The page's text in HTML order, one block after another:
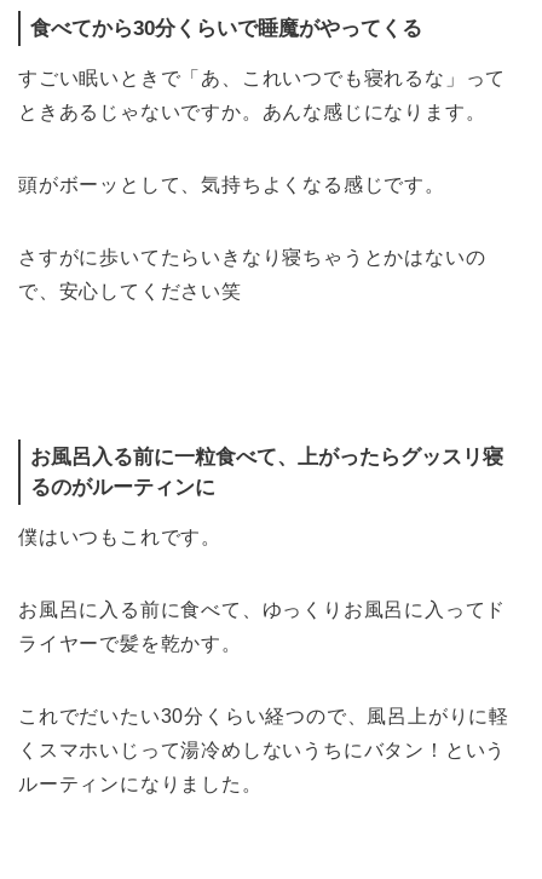
食べてから30分くらいで睡魔がやってくる
すごい眠いときで「あ、これいつでも寝れるな」って
ときあるじゃないですか。あんな感じになります。
頭がボーッとして、気持ちよくなる感じです。
さすがに歩いてたらいきなり寝ちゃうとかはないの
で、安心してください笑
お風呂入る前に一粒食べて、上がったらグッスリ寝
るのがルーティンに
僕はいつもこれです。
お風呂に入る前に食べて、ゆっくりお風呂に入ってド
ライヤーで髪を乾かす。
これでだいたい30分くらい経つので、風呂上がりに軽
くスマホいじって湯冷めしないうちにバタン！という
ルーティンになりました。